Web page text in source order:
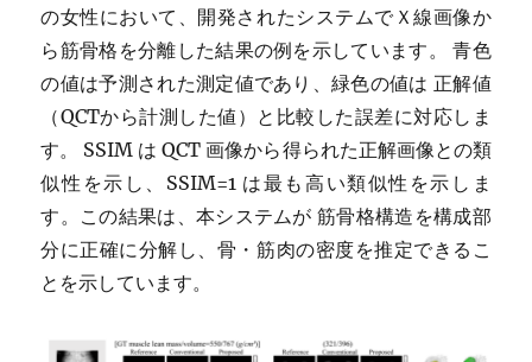
の女性において、開発されたシステムでＸ線画像か
ら筋骨格を分離した結果の例を示しています。 青色
の値は予測された測定値であり、緑色の値は 正解値
（QCTから計測した値）と比較した誤差に対応しま
す。 SSIM は QCT 画像から得られた正解画像との類
似性を示し、SSIM=1 は最も高い類似性を示しま
す。この結果は、本システムが 筋骨格構造を構成部
分に正確に分解し、骨・筋肉の密度を推定できるこ
とを示しています。